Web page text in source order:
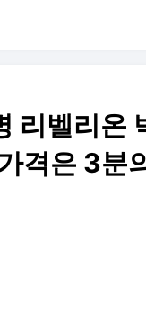
리벨리온
격은 3분